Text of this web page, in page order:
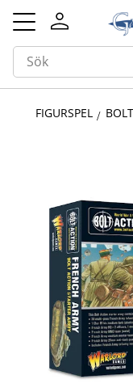
Meny
FIGURSPEL